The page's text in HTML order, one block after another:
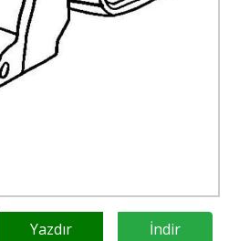
Yazdır İndir